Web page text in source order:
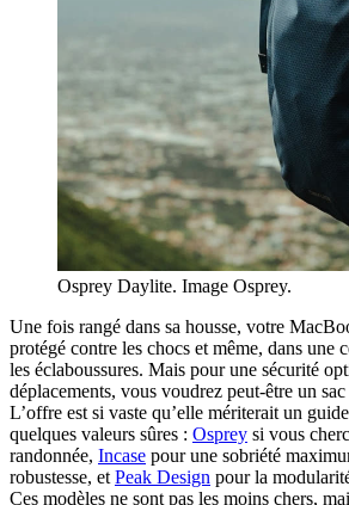
Osprey Daylite. Image Osprey.
Une fois rangé dans sa housse, votre
protégé contre les chocs et même, dans une
les éclaboussures. Mais pour une sécurité
déplacements, vous voudrez peut-être un
L’offre est si vaste qu’elle mériterait un
quelques valeurs sûres : Osprey si vous
randonnée, Incase pour une sobriété
robustesse, et Peak Design pour la
Ces modèles ne sont pas les moins chers,